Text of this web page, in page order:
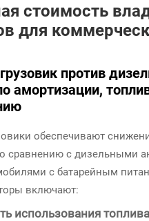
стоимость
для
против
амортизации,
обеспечивают
сравнению с дизельными
с батарейным
включают:
использования топлива